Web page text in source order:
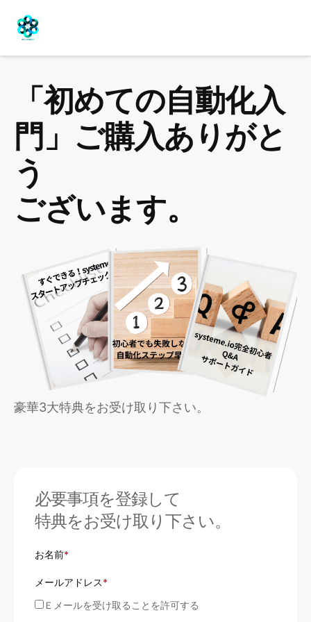
「初めての自動化入
門」ご購入ありがと
う
ございます。
豪華3大特典をお受け取り下さい。
必要事項を登録して
特典をお受け取り下さい。
お名前*
メールアドレス*
Ｅメールを受け取ることを許可する